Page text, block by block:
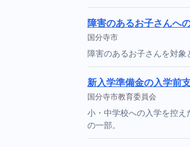
障害のあるお子さんへ
国分寺市
障害のあるお子さんを対象
新入学準備金の入学前
国分寺市教育委員会
小・中学校への入学を控
の一部。